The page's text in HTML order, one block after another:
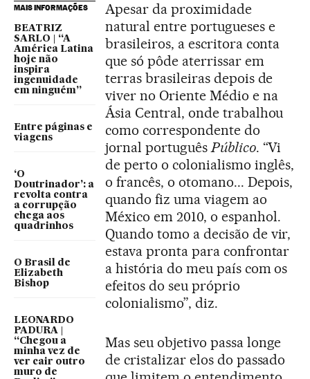
MAIS INFORMAÇÕES
BEATRIZ
SARLO | “A
América Latina
hoje não
inspira
ingenuidade
em ninguém”
Entre páginas e
viagens
‘O
Doutrinador’: a
revolta contra
a corrupção
chega aos
quadrinhos
O Brasil de
Elizabeth
Bishop
LEONARDO
PADURA |
“Chegou a
minha vez de
ver cair outro
muro de
Apesar da proximidade
natural entre portugueses e
brasileiros, a escritora conta
que só pôde aterrissar em
terras brasileiras depois de
viver no Oriente Médio e na
Ásia Central, onde trabalhou
como correspondente do
jornal portuguêsPúblico. “Vi
de perto o colonialismo inglês,
o francês, o otomano... Depois,
quando fiz uma viagem ao
México em 2010, o espanhol.
Quando tomo a decisão de vir,
estava pronta para confrontar
a história do meu país com os
efeitos do seu próprio
colonialismo”, diz.
Mas seu objetivo passa longe
de cristalizar elos do passado